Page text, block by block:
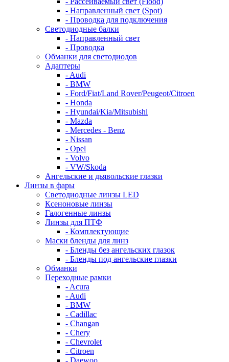
- Направленный свет (Spot)
- Проводка для подключения
Светодиодные балки
- Направленный свет
- Проводка
Обманки для светодиодов
Адаптеры
- Audi
- BMW
- Ford/Fiat/Land Rover/Peugeot/Citroen
- Honda
- Hyundai/Kia/Mitsubishi
- Mazda
- Mercedes - Benz
- Nissan
- Opel
- Volvo
- VW/Skoda
Ангельские и дьявольские глазки
Линзы в фары
Светодиодные линзы LED
Ксеноновые линзы
Галогенные линзы
Линзы для ПТФ
- Комплектующие
Маски бленды для линз
- Бленды без ангельских глазок
- Бленды под ангельские глазки
Обманки
Переходные рамки
- Acura
- Audi
- BMW
- Cadillac
- Changan
- Chery
- Chevrolet
- Citroen
- Daewoo